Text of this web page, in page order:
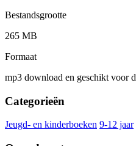
Bestandsgrootte
265 MB
Formaat
mp3 download en geschikt voor
Categorieën
Jeugd- en kinderboeken 9-12 jaar